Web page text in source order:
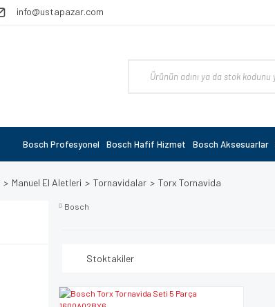
info@ustapazar.com
Bosch Profesyonel Bosch Hafif Hizmet Bosch Aksesuarlar
Manuel El Aletleri Tornavidalar Torx Tornavida
Bosch
Stoktakiler